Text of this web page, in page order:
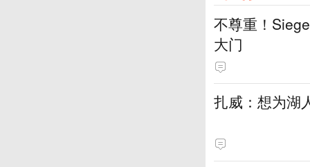
不尊重！
大门
扎威：想为湖